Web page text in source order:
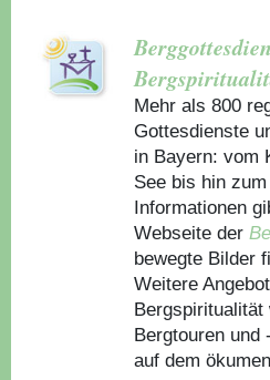
Mehr als 800
Gottesdienste
in Bayern: vom
See bis hin
Informationen
Webseite der
bewegte Bilder
Weitere
Bergtouren und
auf dem